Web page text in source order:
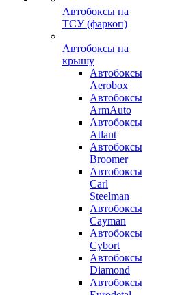
Автобоксы на
ТСУ (фаркоп)
Автобоксы на
крышу
Автобоксы
Aerobox
Автобоксы
ArmAuto
Автобоксы
Atlant
Автобоксы
Broomer
Автобоксы
Carl
Steelman
Автобоксы
Cayman
Автобоксы
Cybort
Автобоксы
Diamond
Автобоксы